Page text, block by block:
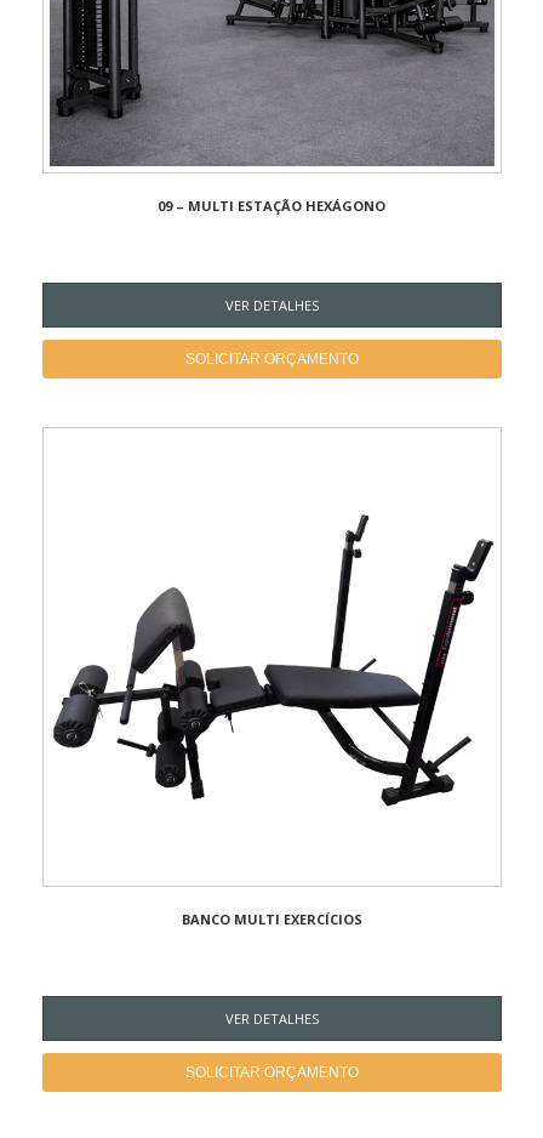
09 – MULTI ESTAÇÃO HEXÁGONO
VER DETALHES
SOLICITAR ORÇAMENTO
BANCO MULTI EXERCÍCIOS
VER DETALHES
SOLICITAR ORÇAMENTO